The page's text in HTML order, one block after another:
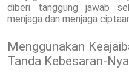
diberi tanggung jawab
menjaga dan menjaga
Menggunakan
Tanda Kebesaran-Nya